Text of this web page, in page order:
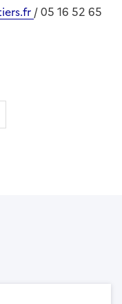
/ 05 16 52 65
sur Instagram